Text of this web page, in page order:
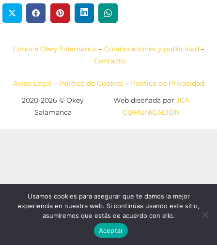
Conoce Okey Salamanca – Colaboraciones y publicidad –
Contacto
Aviso Legal – Política de Cookies– Política de Privacidad
2020-2026 © Okey
Salamanca
Web diseñada por JCA
COMUNICACIÓN
Usamos cookies para asegurar que te damos la mejor
experiencia en nuestra web. Si continúas usando este sitio,
asumiremos que estás de acuerdo con ello.
Aceptar